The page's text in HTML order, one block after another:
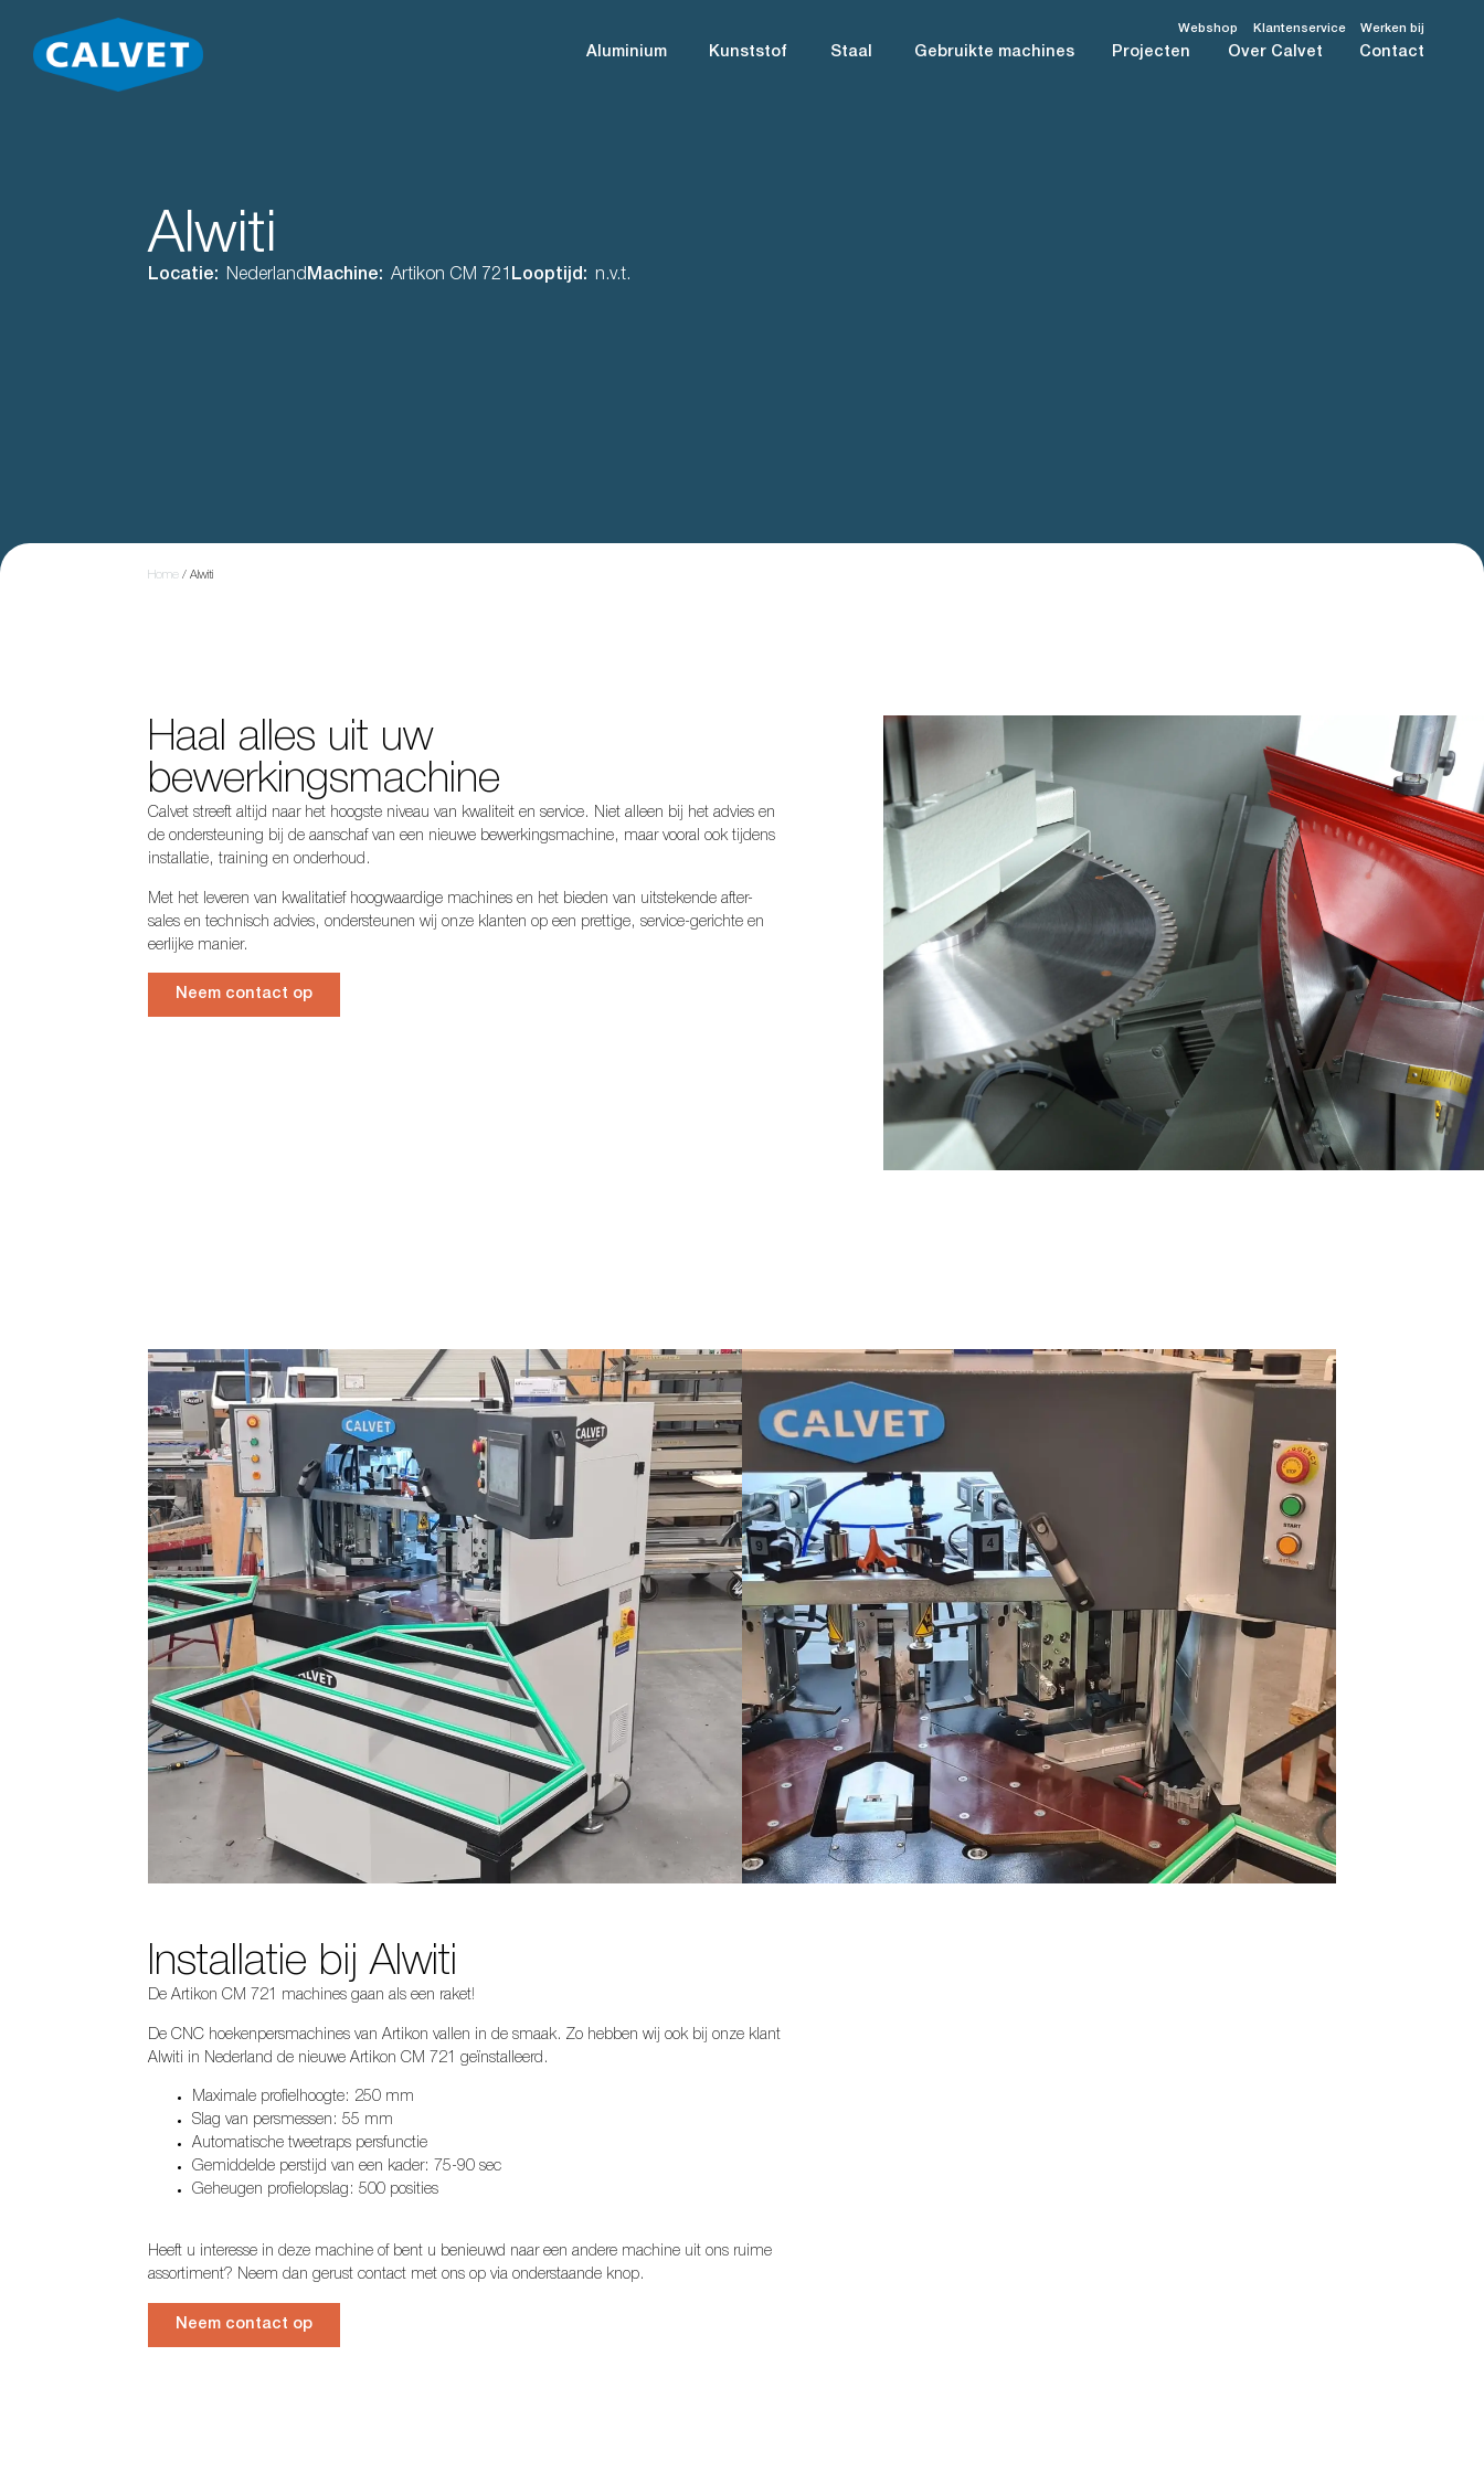
Webshop Klantenservice Werken bij
Aluminium Kunststof Staal Gebruikte machines Projecten Over Calvet Contact
Alwiti
Locatie: Nederland Machine: Artikon CM 721 Looptijd: n.v.t.
Home /Alwiti
Haal alles uit uw
bewerkingsmachine
Calvet streeft altijd naar het hoogste niveau van kwaliteit en service. Niet alleen bij het advies en
de ondersteuning bij de aanschaf van een nieuwe bewerkingsmachine, maar vooral ook tijdens
installatie, training en onderhoud.
Met het leveren van kwalitatief hoogwaardige machines en het bieden van uitstekende after-
sales en technisch advies, ondersteunen wij onze klanten op een prettige, service-gerichte en
eerlijke manier.
Neem contact op
Installatie bij Alwiti
De Artikon CM 721 machines gaan als een raket!
De CNC hoekenpersmachines van Artikon vallen in de smaak. Zo hebben wij ook bij onze klant
Alwiti in Nederland de nieuwe Artikon CM 721 geïnstalleerd.
Maximale profielhoogte: 250 mm
Slag van persmessen: 55 mm
Automatische tweetraps persfunctie
Gemiddelde perstijd van een kader: 75-90 sec
Geheugen profielopslag: 500 posities
Heeft u interesse in deze machine of bent u benieuwd naar een andere machine uit ons ruime
assortiment? Neem dan gerust contact met ons op via onderstaande knop.
Neem contact op